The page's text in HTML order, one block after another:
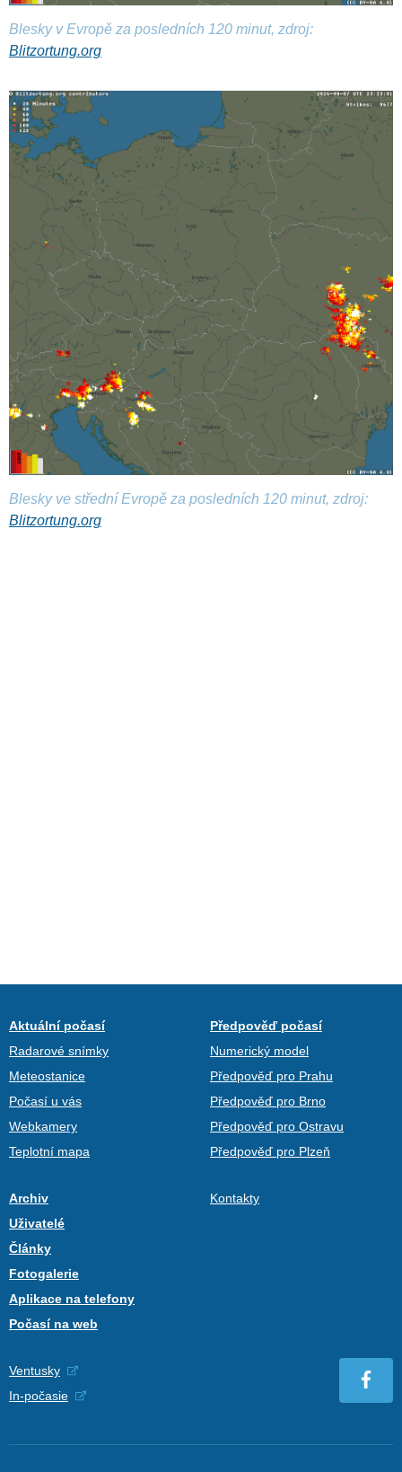
Blesky v Evropě za posledních 120 minut, zdroj:
Blitzortung.org
Blesky ve střední Evropě za posledních 120 minut, zdroj:
Blitzortung.org
Aktuální počasí
Radarové snímky
Meteostanice
Počasí u vás
Webkamery
Teplotní mapa
Předpověď počasí
Numerický model
Předpověď pro Prahu
Předpověď pro Brno
Předpověď pro Ostravu
Předpověď pro Plzeň
Archiv
Uživatelé
Články
Fotogalerie
Aplikace na telefony
Počasí na web
Kontakty
Ventusky
In-počasie